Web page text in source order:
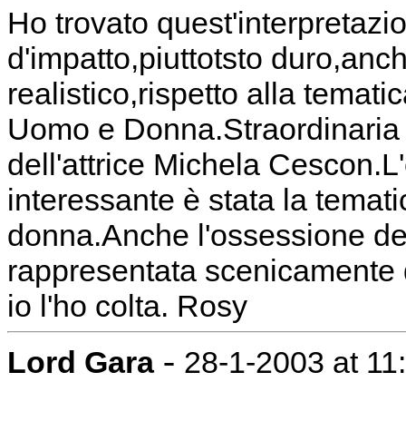
Ho trovato
d'impatto,piuttotsto
realistico,rispetto alla
Uomo e
dell'attrice Michela
interessante è stata la
donna.Anche l'ossessione
rappresentata
io l'ho colta. Rosy
Lord Gara- 28-1-2003 at